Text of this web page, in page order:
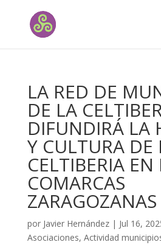
LA RED DE
DE LA
DIFUNDIRÁ LA
Y CULTURA DE
CELTIBERIA EN
COMARCAS
ZARAGOZANAS
por Javier Hernández| Jul 16,
Asociaciones, Actividad